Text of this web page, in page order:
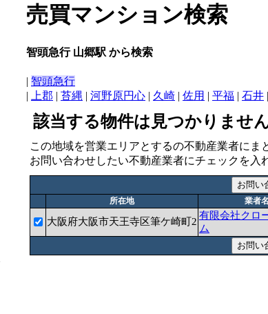
売買マンション検索
智頭急行 山郷駅 から検索
| 智頭急行
|
上郡 | 苔縄 | 河野原円心 | 久崎 | 佐用 | 平福 | 石井 |
該当する物件は見つかりませ
この地域を営業エリアとするの不動産業者にま
お問い合わせしたい不動産業者にチェックを入
所在地 業者名
大阪府大阪市天王寺区筆ケ崎町2
有限会社クロ
ム